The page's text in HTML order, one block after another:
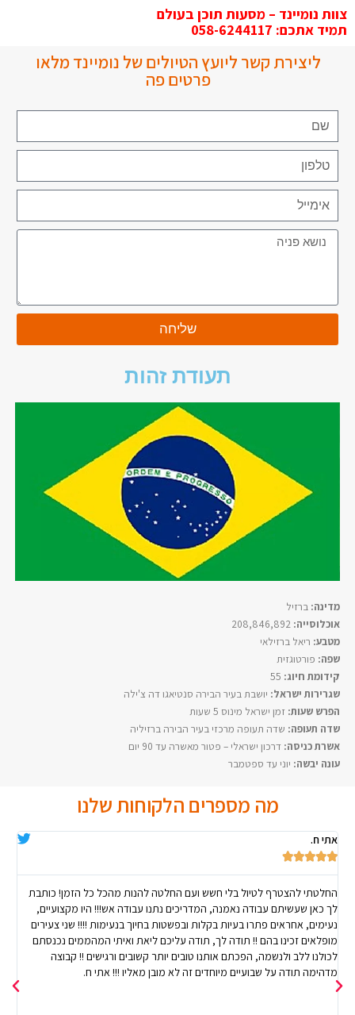
צוות נומיינד – מסעות תוכן בעולם
תמיד אתכם: 058-6244117
ליצירת קשר ליועץ הטיולים של נומיינד מלאו
פרטים פה
שליחה
תעודת זהות
מדינה: ברזיל
אוכלוסייה:
מטבע: ריאל ברזילאי
שפה: פורטוגזית
קידומת חיוג:
שגרירות ישראל: יושבת בעיר הבירה סנטיאגו דה צ'ילה
הפרש שעות: זמן ישראל מינוס 5 שעות
שדה תעופה: שדה תעופה מרכזי בעיר הבירה ברזיליה
אשרת כניסה: דרכון ישראלי – פטור מאשרה עד 90 יום
עונה יבשה: יוני עד ספטמבר
מה מספרים הלקוחות שלנו
מרב כהן





ברצוננו להודות על טיול מושלם,מבחינת מלונות, מסלול, המדריך גוסטאבו
המקסים, המקצועי, המצחיק והאדיב, והתוכן. בהחלט כפי שמצוין הכל היה כלול
וכמעט ולא הוצאנו כסף. אנחנו מטיילים הרבה בעולם ובהחלט ניתן לציין
שמדובר באחד הטיולים הטובים ביותר מכולם (ולא רק בגלל היעד המיוחד ).
תודה לסיוון על ההיענות , סבלנות , תמיד ענתה בחיוך והקשבה ( לא מובן מאליו
בקבוצה מגוונת) ותוספת של צלמת מחוננת. יש לציין שהיו לנו חששות גדולים
לגבי תוספת התוכן האסטרולוגי עם קרני, אבל חששות אלו נמוגו כבר במפגש